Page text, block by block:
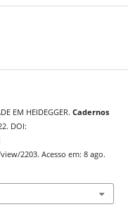
EM HEIDEGGER. Cadernos
DOI:
2203. Acesso em: 8 ago.